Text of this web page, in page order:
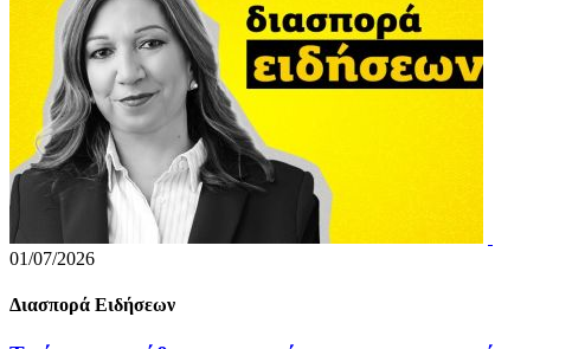
01/07/2026
Διασπορά Ειδήσεων